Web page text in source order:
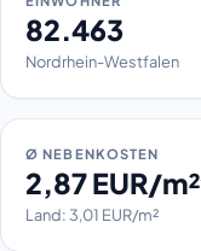
82.463
Nordrhein-Westfalen
Ø NEBENKOSTEN
2,87 EUR/m²
Land: 3,01 EUR/m²